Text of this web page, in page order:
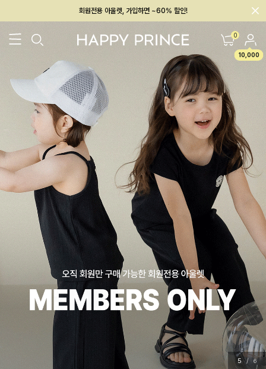
회원전용 아울렛, 가입하면 ~60% 할인!
멤버십 최대 28,000원 혜택 0
10,000
26SS 신상 BEST BABY[6~12M] 아우터/상의 하의/레깅스
5 / 6